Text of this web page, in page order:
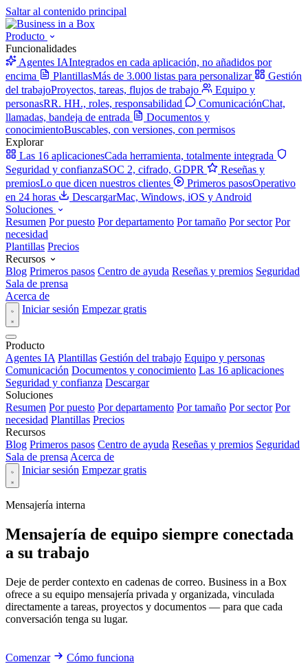
Saltar al contenido principal
Producto
Funcionalidades
Agentes IAIntegrados en cada aplicación, no añadidos por
encima
PlantillasMás de 3.000 listas para personalizar
Gestión
del trabajoProyectos, tareas, flujos de trabajo
Equipo y
personasRR. HH., roles, responsabilidad ComunicaciónChat,
llamadas, bandeja de entrada
Documentos y
conocimientoBuscables, con versiones, con permisos
Explorar
Las 16 aplicacionesCada herramienta, totalmente integrada
Seguridad y confianzaSOC 2, cifrado, GDPR
Reseñas y
premiosLo que dicen nuestros clientes Primeros pasosOperativo
en 24 horas
DescargarMac, Windows, iOS y Android
Soluciones
Resumen Por puesto Por departamento Por tamaño Por sector Por
necesidad
Plantillas Precios
Recursos
Blog Primeros pasos Centro de ayuda Reseñas y premios Seguridad
Sala de prensa
Acerca de
Iniciar sesión Empezar gratis
Producto
Agentes IA Plantillas Gestión del trabajo Equipo y personas
Comunicación Documentos y conocimiento Las 16 aplicaciones
Seguridad y confianza Descargar
Soluciones
Resumen Por puesto Por departamento Por tamaño Por sector Por
necesidad Plantillas Precios
Recursos
Blog Primeros pasos Centro de ayuda Reseñas y premios Seguridad
Sala de prensa Acerca de
Iniciar sesión Empezar gratis
Mensajería interna
Mensajería de equipo siempre conectada
a su trabajo
Deje de perder contexto en cadenas de correo. Business in a Box
ofrece a su equipo mensajería privada y organizada, vinculada
directamente a tareas, proyectos y documentos — para que cada
conversación tenga su lugar.
Comenzar Cómo funciona